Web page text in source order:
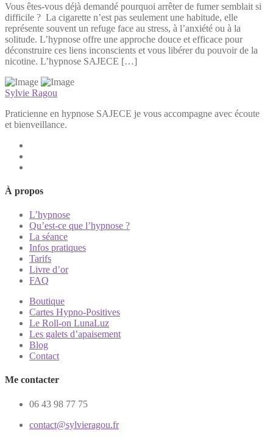
Vous êtes-vous déjà demandé pourquoi arrêter de fumer semblait si
difficile ? La cigarette n’est pas seulement une habitude, elle
représente souvent un refuge face au stress, à l’anxiété ou à la
solitude. L’hypnose offre une approche douce et efficace pour
déconstruire ces liens inconscients et vous libérer du pouvoir de la
nicotine. L’hypnose SAJECE […]
Sylvie Ragou
Praticienne en hypnose SAJECE je vous accompagne avec écoute
et bienveillance.
À propos
L’hypnose
Qu’est-ce que l’hypnose ?
La séance
Infos pratiques
Tarifs
Livre d’or
FAQ
Boutique
Cartes Hypno-Positives
Le Roll-on LunaLuz
Les galets d’apaisement
Blog
Contact
Me contacter
06 43 98 77 75
contact@sylvieragou.fr